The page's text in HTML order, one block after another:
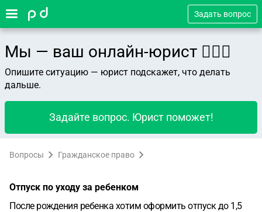
Задать вопрос
Мы — ваш онлайн-юрист 👨🏻‍⚖️
Опишите ситуацию — юрист подскажет, что делать
дальше.
Задайте вопрос. Юрист поможет!
Вопросы Гражданское право
Отпуск по уходу за ребенком
После рождения ребенка хотим оформить отпуск до 1,5